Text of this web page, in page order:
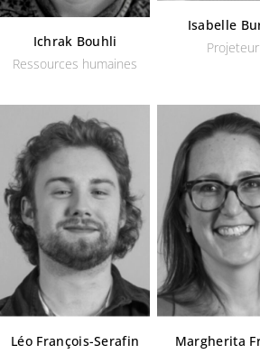
Ichrak Bouhli
Ressources humaines
Isabelle
Projeteur
Léo François-Serafin
Margherita